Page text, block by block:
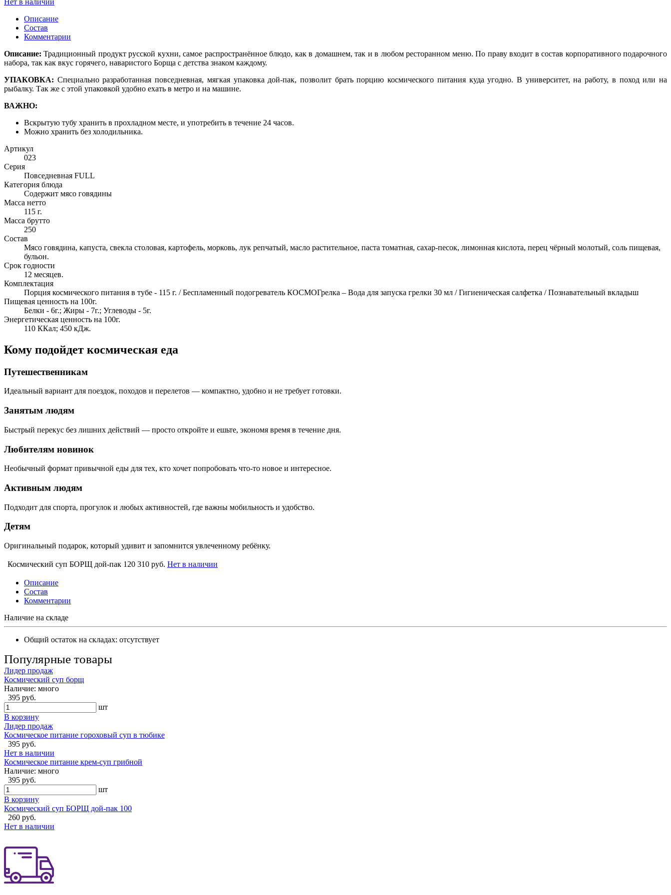
Описание
Состав
Комментарии
Описание:Традиционный продукт русской кухни, самое распространённое блюдо, как в домашнем, так и в любом ресторанном меню. По праву входит в состав корпоративного подарочного
набора, так как вкус горячего, наваристого Борща с детства знаком каждому.
УПАКОВКА: Специально разработанная повседневная, мягкая упаковка дой-пак, позволит брать порцию космического питания куда угодно. В университет, на работу, в поход или на
рыбалку. Так же с этой упаковкой удобно ехать в метро и на машине.
ВАЖНО:
Вскрытую тубу хранить в прохладном месте, и употребить в течение 24 часов.
Можно хранить без холодильника.
Артикул
023
Серия
Повседневная FULL
Категория блюда
Содержит мясо говядины
Масса нетто
115 г.
Масса брутто
250
Состав
Мясо говядина, капуста, свекла столовая, картофель, морковь, лук репчатый, масло растительное, паста томатная, сахар-песок, лимонная кислота, перец чёрный молотый, соль пищевая,
бульон.
Срок годности
12 месяцев.
Комплектация
Порция космического питания в тубе - 115 г. / Беспламенный подогреватель КОСМОГрелка – Вода для запуска грелки 30 мл / Гигиеническая салфетка / Познавательный вкладыш
Пищевая ценность на 100г.
Белки - 6г.; Жиры - 7г.; Углеводы - 5г.
Энергетическая ценность на 100г.
110 ККал; 450 кДж.
Кому подойдет космическая еда
Путешественникам
Идеальный вариант для поездок, походов и перелетов — компактно, удобно и не требует готовки.
Занятым людям
Быстрый перекус без лишних действий — просто откройте и ешьте, экономя время в течение дня.
Любителям новинок
Необычный формат привычной еды для тех, кто хочет попробовать что-то новое и интересное.
Активным людям
Подходит для спорта, прогулок и любых активностей, где важны мобильность и удобство.
Детям
Оригинальный подарок, который удивит и запомнится увлеченному ребёнку.
Космический суп БОРЩ дой-пак 120 310 руб. Нет в наличии
Описание
Состав
Комментарии
Наличие на складе
Общий остаток на складах: отсутствует
Популярные товары
Лидер продаж
Космический суп борщ
Наличие: много
395 руб.
шт
В корзину
Лидер продаж
Космическое питание гороховый суп в тюбике
395 руб.
Нет в наличии
Космическое питание крем-суп грибной
Наличие: много
395 руб.
шт
В корзину
Космический суп БОРЩ дой-пак 100
260 руб.
Нет в наличии